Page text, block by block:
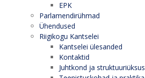
EPK
Parlamendirühmad
Ühendused
Riigikogu Kantselei
Kantselei ülesanded
Kontaktid
Juhtkond ja